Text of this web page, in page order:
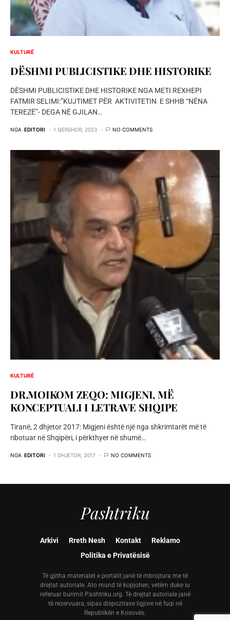
KULTURË
DËSHMI PUBLICISTIKE DHE HISTORIKE
DËSHMI PUBLICISTIKE DHE HISTORIKE NGA METI REXHEPI
FATMIR SELIMI:”KUJTIMET PËR AKTIVITETIN E SHHB “NËNA
TEREZË”- DEGA NË GJILAN…
NGA EDITORI 1 QERSHOR, 2023 NO COMMENTS
KULTURË
DR.MOIKOM ZEQO: MIGJENI, MË
KONCEPTUALI I LETRAVE SHQIPE
Tiranë, 2 dhjetor 2017: Migjeni është një nga shkrimtarët më të
ribotuar në Shqipëri, i përkthyer në shumë…
NGA EDITORI 1 DHJETOR, 2017 NO COMMENTS
Pashtriku
Arkivi Rreth Nesh Kontakt
Reklamo
Politika e Privatësisë
Të gjitha materialet e portalit janë të mbrojtura me të
drejtat autoriale. Ato mund të kopjohen, vetëm duke iu
referuar burimit Pashtriku.org. Të drejtat autoriale janë
të rezervuara, sipas dispozitave ligjore në fuqi në
Republikën e Kosovës.